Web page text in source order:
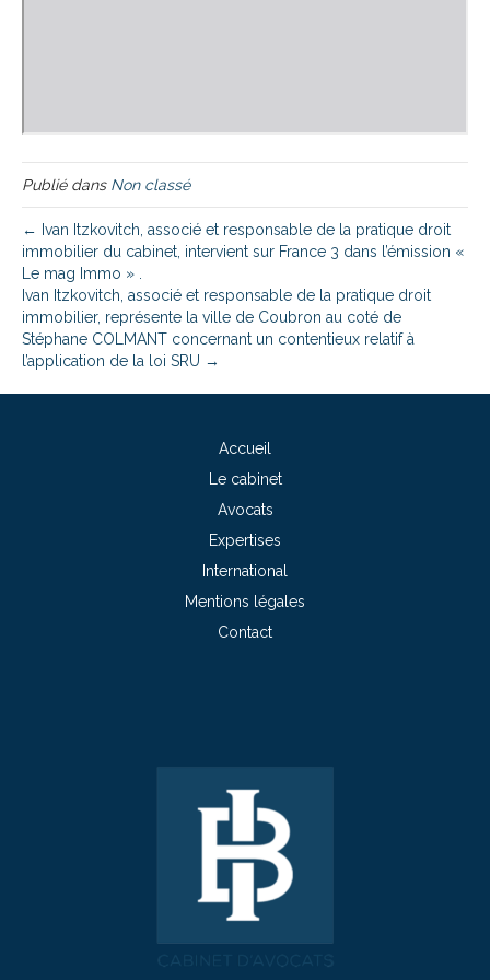
Publié dans Non classé
← Ivan Itzkovitch, associé et responsable de la pratique droit
immobilier du cabinet, intervient sur France 3 dans l’émission «
Le mag Immo » .
Ivan Itzkovitch, associé et responsable de la pratique droit
immobilier, représente la ville de Coubron au coté de
Stéphane COLMANT concernant un contentieux relatif à
l’application de la loi SRU →
Accueil
Le cabinet
Avocats
Expertises
International
Mentions légales
Contact